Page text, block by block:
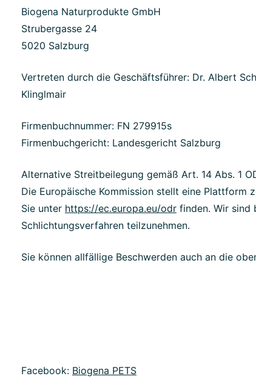
Biogena Naturprodukte GmbH
Strubergasse 24
5020 Salzburg
Vertreten durch die Geschäftsführer: Dr. Albert
Klinglmair
Firmenbuchnummer: FN 279915s
Firmenbuchgericht: Landesgericht Salzburg
Alternative Streitbeilegung gemäß Art. 14 Abs. 1
Die Europäische Kommission stellt eine Plattform
Sie unter https://ec.europa.eu/odr finden. Wir sind
Schlichtungsverfahren teilzunehmen.
Sie können allfällige Beschwerden auch an die
Facebook: Biogena PETS